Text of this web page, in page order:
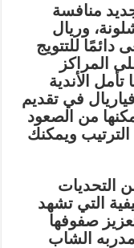
منافسة
وريال
دائمًا للتتويج
المراكز
الأندية
في تقديم
من الصعود
ويمكنك
التحديات
التي تشهد
صفوفها
مدربه الشاب